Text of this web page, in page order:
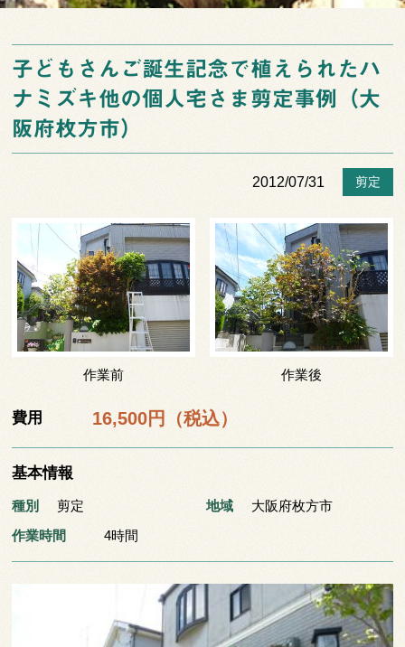
子どもさんご誕生記念で植えられたハ
ナミズキ他の個人宅さま剪定事例（大
阪府枚方市）
2012/07/31 剪定
作業前 作業後
費用 16,500円（税込）
基本情報
種別 剪定 地域
大阪府枚方市
作業時間
4時間